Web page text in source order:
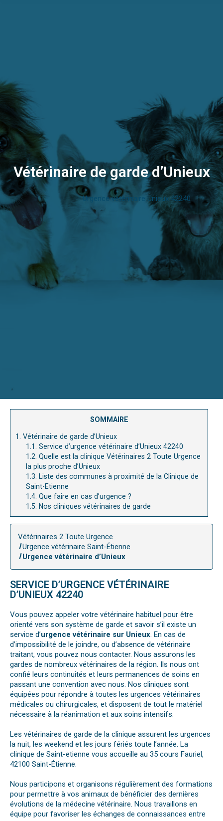
Urgence vétérinaire Unieux 42240
Vous êtes ici :
SOMMAIRE
1. Vétérinaire de garde d’Unieux
1.1. Service d’urgence vétérinaire d’Unieux 42240
1.2. Quelle est la clinique Vétérinaires 2 Toute Urgence
la plus proche d’Unieux
1.3. Liste des communes à proximité de la Clinique de
Saint-Etienne
1.4. Que faire en cas d’urgence ?
1.5. Nos cliniques vétérinaires de garde
Vétérinaire de garde d’Unieux
Vétérinaires 2 Toute Urgence
Urgence vétérinaire Saint-Étienne
Urgence vétérinaire d’Unieux
SERVICE D’URGENCE VÉTÉRINAIRE
D’UNIEUX 42240
Vous pouvez appeler votre vétérinaire habituel pour être
orienté vers son système de garde et savoir s’il existe un
service d’urgence vétérinaire sur Unieux. En cas de
d’impossibilité de le joindre, ou d’absence de vétérinaire
traitant, vous pouvez nous contacter. Nous assurons les
gardes de nombreux vétérinaires de la région. Ils nous ont
confié leurs continuités et leurs permanences de soins en
passant une convention avec nous. Nos cliniques sont
équipées pour répondre à toutes les urgences vétérinaires
médicales ou chirurgicales, et disposent de tout le matériel
nécessaire à la réanimation et aux soins intensifs.
Les vétérinaires de garde de la clinique assurent les urgences
la nuit, les weekend et les jours fériés toute l’année. La
clinique de Saint-etienne vous accueille au 35 cours Fauriel,
42100 Saint-Étienne.
Nous participons et organisons régulièrement des formations
pour permettre à vos animaux de bénéficier des dernières
évolutions de la médecine vétérinaire. Nous travaillons en
équipe pour favoriser les échanges de connaissances entre